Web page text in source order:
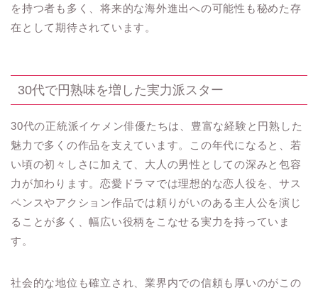
を持つ者も多く、将来的な海外進出への可能性も秘めた存
在として期待されています。
30代で円熟味を増した実力派スター
30代の正統派イケメン俳優たちは、豊富な経験と円熟した
魅力で多くの作品を支えています。この年代になると、若
い頃の初々しさに加えて、大人の男性としての深みと包容
力が加わります。恋愛ドラマでは理想的な恋人役を、サス
ペンスやアクション作品では頼りがいのある主人公を演じ
ることが多く、幅広い役柄をこなせる実力を持っていま
す。
社会的な地位も確立され、業界内での信頼も厚いのがこの